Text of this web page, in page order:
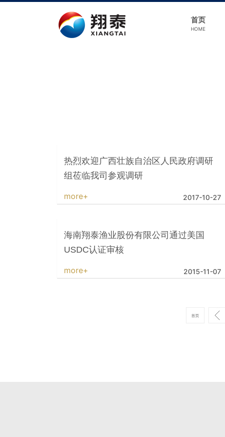
首页
HOME
热烈欢迎广西壮族自治区人民政府调研
组莅临我司参观调研
more+ 2017-10-27
海南翔泰渔业股份有限公司通过美国
USDC认证审核
more+ 2015-11-07
首页